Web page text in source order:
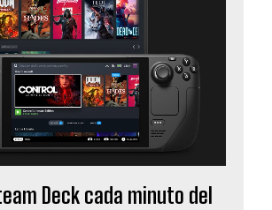
Deck cada minuto del